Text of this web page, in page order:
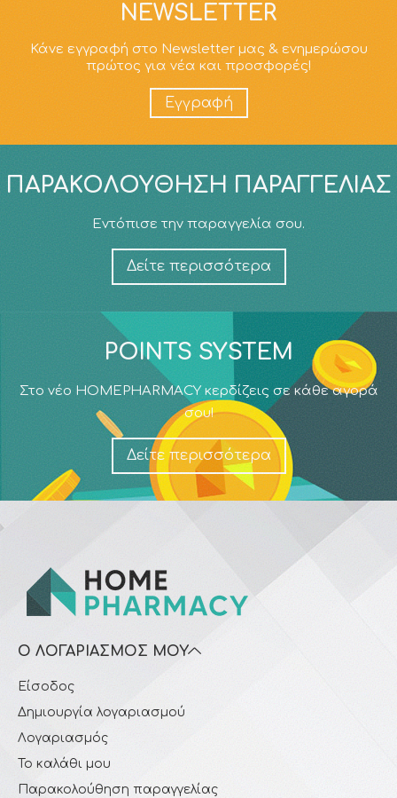
NEWSLETTER
Κάνε εγγραφή στο Newsletter μας & ενημερώσου
πρώτος για νέα και προσφορές!
Εγγραφή
ΠΑΡΑΚΟΛΟΎΘΗΣΗ ΠΑΡΑΓΓΕΛΊΑΣ
Εντόπισε την παραγγελία σου.
Δείτε περισσότερα
POINTS SYSTEM
Στο νέο HOMEPHARMACY κερδίζεις σε κάθε αγορά
σου!
Δείτε περισσότερα
Ο ΛΟΓΑΡΙΑΣΜΌΣ ΜΟΥ
Είσοδος
Δημιουργία λογαριασμού
Λογαριασμός
Το καλάθι μου
Παρακολούθηση παραγγελίας